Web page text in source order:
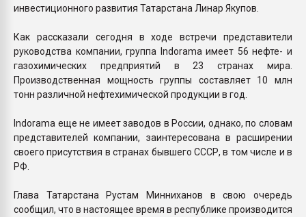
инвестиционного развития Татарстана Линар Якупов.
Как рассказали сегодня в ходе встречи представители
руководства компании, группа Indorama имеет 56 нефте- и
газохимических предприятий в 23 странах мира.
Производственная мощность группы составляет 10 млн
тонн различной нефтехимической продукции в год.
Indorama еще не имеет заводов в России, однако, по словам
представителей компании, заинтересована в расширении
своего присутствия в странах бывшего СССР, в том числе и в
РФ.
Глава Татарстана Рустам Минниханов в свою очередь
сообщил, что в настоящее время в республике производится